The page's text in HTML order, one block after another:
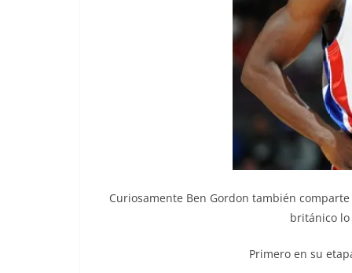
Curiosamente Ben Gordon también
británico lo
Primero en su